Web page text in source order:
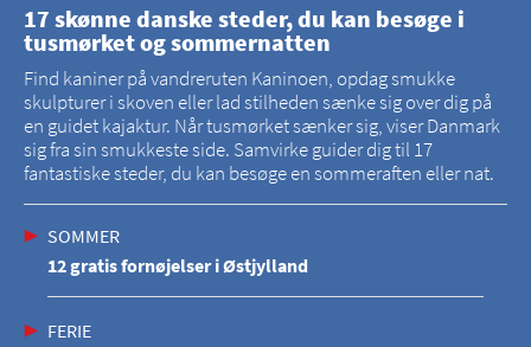
17 skønne danske steder, du kan besøge i
tusmørket og sommernatten
Find kaniner på vandreruten Kaninoen, opdag smukke
skulpturer i skoven eller lad stilheden sænke sig over dig på
en guidet kajaktur. Når tusmørket sænker sig, viser Danmark
sig fra sin smukkeste side. Samvirke guider dig til 17
fantastiske steder, du kan besøge en sommeraften eller nat.
SOMMER
12 gratis fornøjelser i Østjylland
FERIE